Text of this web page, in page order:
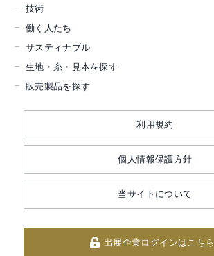
技術
働く人たち
サスティナブル
生地・糸・見本を探す
販売製品を探す
利用規約
個人情報保護方針
当サイトについて
出展企業ログインはこちら